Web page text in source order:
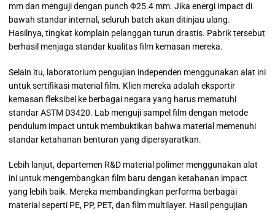
mm dan menguji dengan punch Φ25.4 mm. Jika energi impact di
bawah standar internal, seluruh batch akan ditinjau ulang.
Hasilnya, tingkat komplain pelanggan turun drastis. Pabrik tersebut
berhasil menjaga standar kualitas film kemasan mereka.
Selain itu, laboratorium pengujian independen menggunakan alat ini
untuk sertifikasi material film. Klien mereka adalah eksportir
kemasan fleksibel ke berbagai negara yang harus mematuhi
standar ASTM D3420. Lab menguji sampel film dengan metode
pendulum impact untuk membuktikan bahwa material memenuhi
standar ketahanan benturan yang dipersyaratkan.
Lebih lanjut, departemen R&D material polimer menggunakan alat
ini untuk mengembangkan film baru dengan ketahanan impact
yang lebih baik. Mereka membandingkan performa berbagai
material seperti PE, PP, PET, dan film multilayer. Hasil pengujian